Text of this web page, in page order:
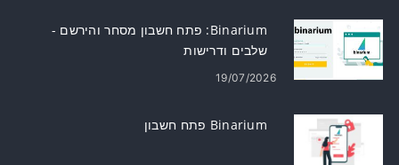
Binarium: פתח חשבון מסחר והירשם -
שלבים ודרישות
19/07/2026
Binarium פתח חשבון